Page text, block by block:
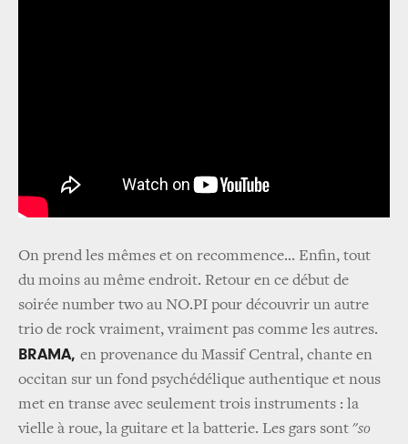
On prend les mêmes et on recommence... Enfin, tout
du moins au même endroit. Retour en ce début de
soirée number two au NO.PI pour découvrir un autre
trio de rock vraiment, vraiment pas comme les autres.
BRAMA, en provenance du Massif Central, chante en
occitan sur un fond psychédélique authentique et nous
met en transe avec seulement trois instruments : la
vielle à roue, la guitare et la batterie. Les gars sont "so